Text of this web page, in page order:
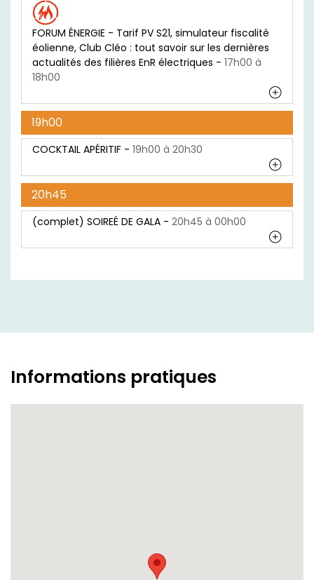
FORUM ÉNERGIE - Tarif PV S21, simulateur fiscalité
éolienne, Club Cléo : tout savoir sur les dernières
actualités des filières EnR électriques -
18h00
19h00
COCKTAIL APÉRITIF - 19h00 à 20h30
20h45
(complet) SOIREÉ DE GALA - 20h45 à 00h00
Informations pratiques